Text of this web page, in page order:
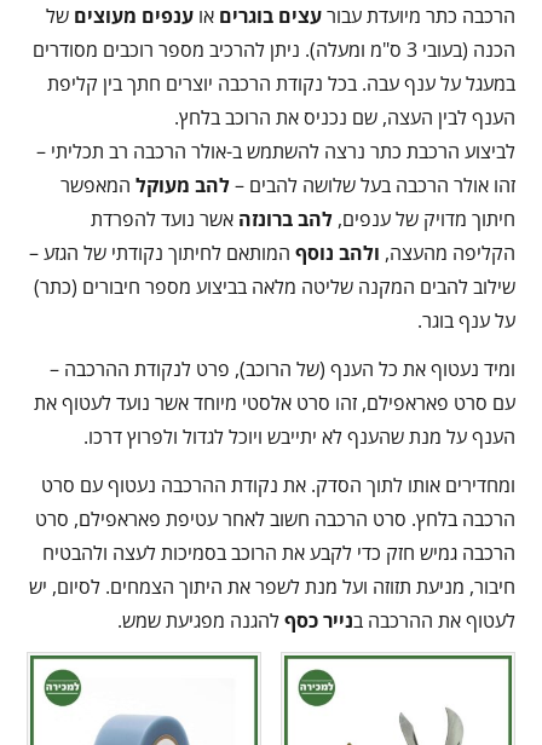
הרכבה כתר מיועדת עבורעצים בוגריםאוענפים מעוציםשל
הכנה (בעובי 3 ס"מ ומעלה). ניתן להרכיב מספר רוכבים מסודרים
במעגל על ענף עבה. בכל נקודת הרכבה יוצרים חתך בין קליפת
הענף לבין העצה, שם נכניס את הרוכב בלחץ.
לביצוע הרכבת כתר נרצה להשתמש ב-אולר הרכבה רב תכליתי –
זהו אולר הרכבה בעל שלושה להבים –להב מעוקל המאפשר
חיתוך מדויק של ענפים,להב ברונזהאשר נועד להפרדת
הקליפה מהעצה, ולהב נוסף המותאם לחיתוך נקודתי של הגזע –
שילוב להבים המקנה שליטה מלאה בביצוע מספר חיבורים (כתר)
על ענף בוגר.
ומיד נעטוף את כל הענף (של הרוכב), פרט לנקודת ההרכבה –
עם סרט פאראפילם, זהו סרט אלסטי מיוחד אשר נועד לעטוף את
הענף על מנת שהענף לא יתייבש ויוכל לגדול ולפרוץ דרכו.
ומחדירים אותו לתוך הסדק. את נקודת ההרכבה נעטוף עם סרט
הרכבה בלחץ. סרט הרכבה חשוב לאחר עטיפת פאראפילם, סרט
הרכבה גמיש חזק כדי לקבע את הרוכב בסמיכות לעצה ולהבטיח
חיבור, מניעת תזוזה ועל מנת לשפר את היתוך הצמחים. לסיום, יש
לעטוף את ההרכבה בנייר כסףלהגנה מפגיעת שמש.